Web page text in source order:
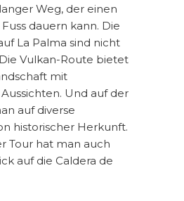
Weg, der einen
dauern kann. Die
La Palma sind nicht
Vulkan-Route bietet
mit
Und auf der
auf diverse
historischer Herkunft.
Tour hat man auch
auf die Caldera de